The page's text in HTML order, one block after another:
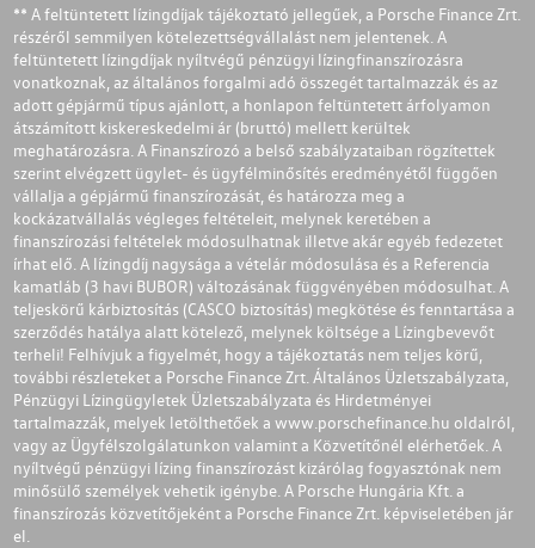
** A feltüntetett lízingdíjak tájékoztató jellegűek, a Porsche Finance Zrt.
részéről semmilyen kötelezettségvállalást nem jelentenek. A
feltüntetett lízingdíjak nyíltvégű pénzügyi lízingfinanszírozásra
vonatkoznak, az általános forgalmi adó összegét tartalmazzák és az
adott gépjármű típus ajánlott, a honlapon feltüntetett árfolyamon
átszámított kiskereskedelmi ár (bruttó) mellett kerültek
meghatározásra. A Finanszírozó a belső szabályzataiban rögzítettek
szerint elvégzett ügylet- és ügyfélminősítés eredményétől függően
vállalja a gépjármű finanszírozását, és határozza meg a
kockázatvállalás végleges feltételeit, melynek keretében a
finanszírozási feltételek módosulhatnak illetve akár egyéb fedezetet
írhat elő. A lízingdíj nagysága a vételár módosulása és a Referencia
kamatláb (3 havi BUBOR) változásának függvényében módosulhat. A
teljeskörű kárbiztosítás (CASCO biztosítás) megkötése és fenntartása a
szerződés hatálya alatt kötelező, melynek költsége a Lízingbevevőt
terheli! Felhívjuk a figyelmét, hogy a tájékoztatás nem teljes körű,
további részleteket a Porsche Finance Zrt. Általános Üzletszabályzata,
Pénzügyi Lízingügyletek Üzletszabályzata és Hirdetményei
tartalmazzák, melyek letölthetőek a www.porschefinance.hu oldalról,
vagy az Ügyfélszolgálatunkon valamint a Közvetítőnél elérhetőek. A
nyíltvégű pénzügyi lízing finanszírozást kizárólag fogyasztónak nem
minősülő személyek vehetik igénybe. A Porsche Hungária Kft. a
finanszírozás közvetítőjeként a Porsche Finance Zrt. képviseletében jár
el.